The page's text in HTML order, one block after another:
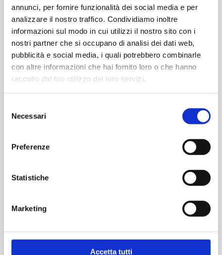
annunci, per fornire funzionalità dei social media e per
analizzare il nostro traffico. Condividiamo inoltre
informazioni sul modo in cui utilizzi il nostro sito con i
nostri partner che si occupano di analisi dei dati web,
pubblicità e social media, i quali potrebbero combinarle
con altre informazioni che hai fornito loro o che hanno
raccolto dal tuo utilizzo dei loro servizi.
delNecessari
Preferenze
Statistiche
Marketing
Accetta tutti
Quota di Iscrizione Albo Fornitori
Quota di Iscrizione all'Albo Fornitori
120,00 €
Contattaci per informazioni